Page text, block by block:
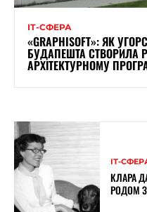
ІТ-СФЕРА
«GRAPHISOFT»: ЯК
БУДАПЕШТА СТВОРИЛА
АРХІТЕКТУРНОМУ
ІТ-
КЛАРА
РОДОМ